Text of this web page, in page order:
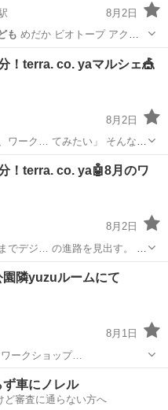
8月2日
も めだか ビオトープ アクア
地域/お祭り
！terra. co. yaマルシェ🎪
8月2日
ワーク… てみたい」 そんなこ
り
！terra. co. ya🤖8月のワ
8月2日
でデジ… の進路を見出す。
祭り
隣yuzuルームにて
8月1日
ークショップ…
ショップ
車にノレル
ど審査に通らない方へ